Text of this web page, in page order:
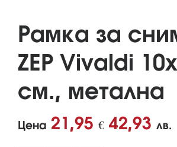
Рамка за
ZEP Vivaldi
см., метална
Цена 21,95 € 42,93 лв.